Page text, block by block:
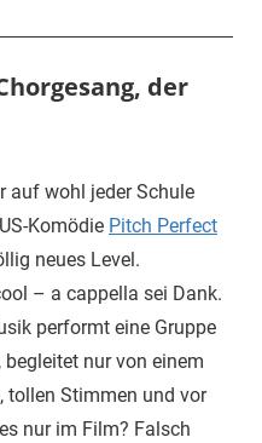
der
auf wohl jeder Schule
Komödie Pitch Perfect
neues Level.
– a cappella sei Dank.
performt eine Gruppe
nur von einem
tollen Stimmen und vor
nur im Film? Falsch